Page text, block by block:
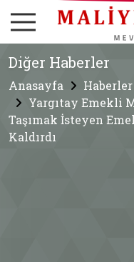
Diğer Haberler
Anasayfa Haberler
Yargıtay Emekli
Taşımak İsteyen
Kaldırdı